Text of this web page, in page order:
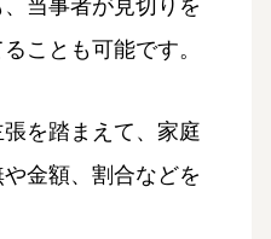
当事者が見切りを
ことも可能です。
を踏まえて、家庭
金額、割合などを